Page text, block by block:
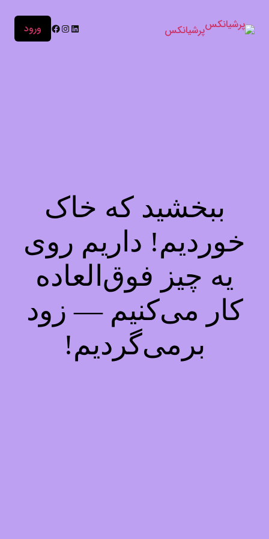
پرشیانکس ورود
ببخشید که خاک
خوردیم! داریم روی
یه چیز فوق‌العاده
کار می‌کنیم — زود
برمی‌گردیم!